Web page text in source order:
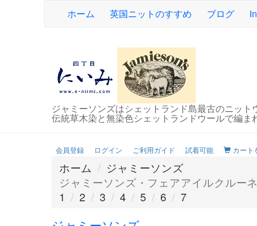
ホーム 英国ニットのすすめ ブログ
ジャミーソンズはシェットランド島最古のニット
伝統草木染と無染色シェットランドウールで編
会員登録 ログイン ご利用ガイド 試着可能 カート
ホーム
ジャミーソンズ
ジャミーソンズ・フェアアイルクルー
1
2 3 4 5 6 7